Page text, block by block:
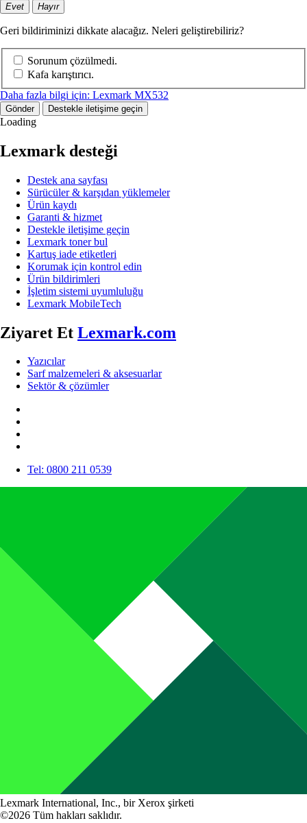
Evet Hayır
Geri bildiriminizi dikkate alacağız. Neleri geliştirebiliriz?
Sorunum çözülmedi.
Kafa karıştırıcı.
Daha fazla bilgi için: Lexmark MX532
Gönder Destekle iletişime geçin
Loading
Lexmark desteği
Destek ana sayfası
Sürücüler & karşıdan yüklemeler
Ürün kaydı
Garanti & hizmet
Destekle iletişime geçin
Lexmark toner bul
Kartuş iade etiketleri
Korumak için kontrol edin
Ürün bildirimleri
İşletim sistemi uyumluluğu
Lexmark MobileTech
Ziyaret Et Lexmark.com
Yazıcılar
Sarf malzemeleri & aksesuarlar
Sektör & çözümler
Tel: 0800 211 0539
Lexmark International, Inc., bir Xerox şirketi
©2026 Tüm hakları saklıdır.